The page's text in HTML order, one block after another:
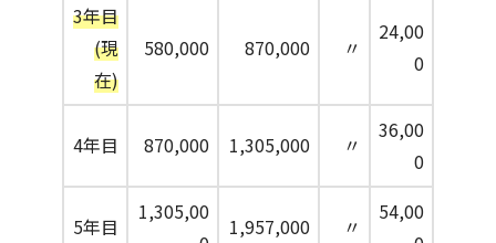
3年目
(現
在)
580,000 870,000 〃
24,00
0
4年目 870,000 1,305,000 〃
36,00
0
5年目
1,305,00
1,957,000 〃
54,00